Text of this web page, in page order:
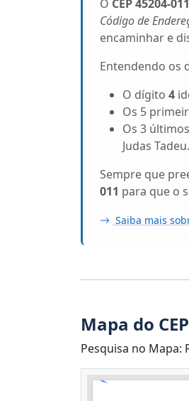
O CEP 45204-011
Código de
encaminhar e
Entendendo os
O dígito 4
Os 5
Os 3
Judas Tadeu.
Sempre que
011 para que o
Saiba mais
Mapa do
Pesquisa no Mapa: